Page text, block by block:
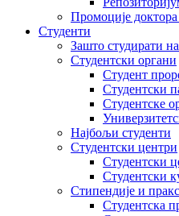
Промоције доктора
Студенти
Зашто студирати
Студентски органи
Студент
Студентски
Студентске
Најбољи студенти
Студентски центри
Студентски
Студентски
Стипендије и
Студентска